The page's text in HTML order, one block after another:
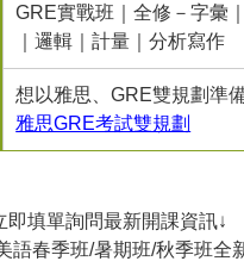
GRE實戰班｜全修－字彙
｜邏輯｜計量｜分析寫作
想以雅思、GRE雙規劃準
雅思GRE考試雙規劃
即填單詢問最新開課資訊↓
語春季班/暑期班/秋季班全